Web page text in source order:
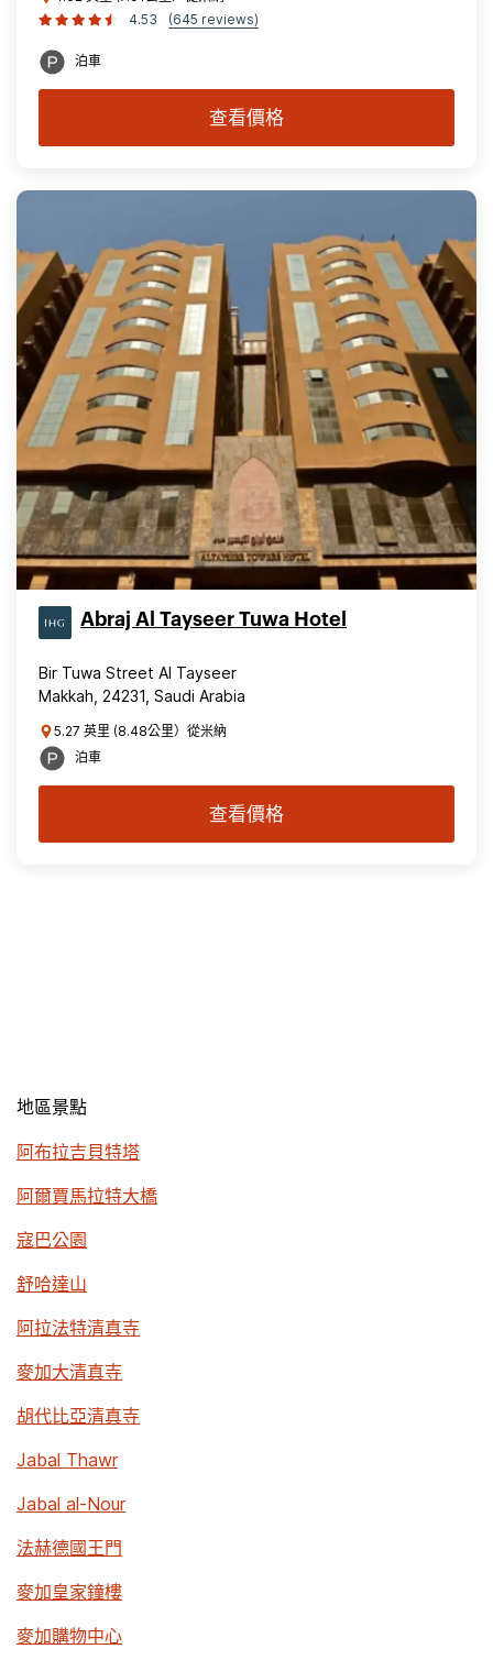
4.53
(645 reviews)
泊車
查看價格
Abraj Al Tayseer Tuwa Hotel
Bir Tuwa Street Al Tayseer
Makkah, 24231, Saudi Arabia
5.27 英里 (8.48公里）從米納
泊車
查看價格
地區景點
阿布拉吉貝特塔
阿爾賈馬拉特大橋
寇巴公園
舒哈達山
阿拉法特清真寺
麥加大清真寺
胡代比亞清真寺
Jabal Thawr
Jabal al-Nour
法赫德國王門
麥加皇家鐘樓
麥加購物中心